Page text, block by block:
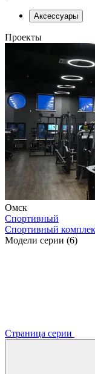
Аксессуары
Проекты
Омск
Спортивный
Спортивный
Модели серии (6)
Страница серии